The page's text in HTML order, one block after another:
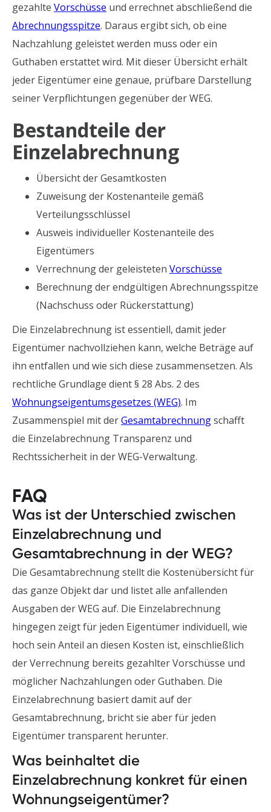
gezahlte Vorschüsse und errechnet abschließend die
Abrechnungsspitze. Daraus ergibt sich, ob eine
Nachzahlung geleistet werden muss oder ein
Guthaben erstattet wird. Mit dieser Übersicht erhält
jeder Eigentümer eine genaue, prüfbare Darstellung
seiner Verpflichtungen gegenüber der WEG.
Bestandteile der
Einzelabrechnung
Übersicht der Gesamtkosten
Zuweisung der Kostenanteile gemäß
Verteilungsschlüssel
Ausweis individueller Kostenanteile des
Eigentümers
Verrechnung der geleisteten Vorschüsse
Berechnung der endgültigen Abrechnungsspitze
(Nachschuss oder Rückerstattung)
Die Einzelabrechnung ist essentiell, damit jeder
Eigentümer nachvollziehen kann, welche Beträge auf
ihn entfallen und wie sich diese zusammensetzen. Als
rechtliche Grundlage dient § 28 Abs. 2 des
Wohnungseigentumsgesetzes (WEG). Im
Zusammenspiel mit derGesamtabrechnungschafft
die Einzelabrechnung Transparenz und
Rechtssicherheit in der WEG-Verwaltung.
FAQ
Was ist der Unterschied zwischen
Einzelabrechnung und
Gesamtabrechnung in der WEG?
Die Gesamtabrechnung stellt die Kostenübersicht für
das ganze Objekt dar und listet alle anfallenden
Ausgaben der WEG auf. Die Einzelabrechnung
hingegen zeigt für jeden Eigentümer individuell, wie
hoch sein Anteil an diesen Kosten ist, einschließlich
der Verrechnung bereits gezahlter Vorschüsse und
möglicher Nachzahlungen oder Guthaben. Die
Einzelabrechnung basiert damit auf der
Gesamtabrechnung, bricht sie aber für jeden
Eigentümer transparent herunter.
Was beinhaltet die
Einzelabrechnung konkret für einen
Wohnungseigentümer?